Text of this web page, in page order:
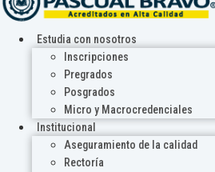
Estudia con nosotros
Inscripciones
Pregrados
Posgrados
Micro y Macrocredenciales
Institucional
Aseguramiento de la calidad
Rectoría